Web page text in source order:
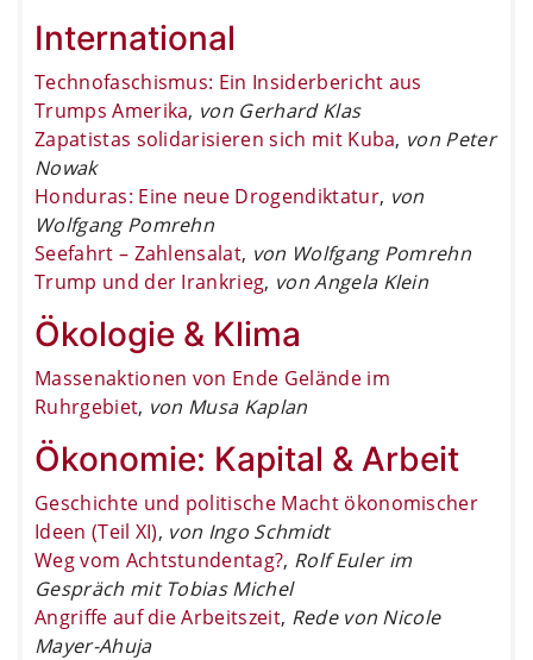
International
Technofaschismus: Ein Insiderbericht aus
Trumps Amerika, von Gerhard Klas
Zapatistas solidarisieren sich mit Kuba, von Peter
Nowak
Honduras: Eine neue Drogendiktatur, von
Wolfgang Pomrehn
Seefahrt – Zahlensalat, von Wolfgang Pomrehn
Trump und der Irankrieg, von Angela Klein
Ökologie & Klima
Massenaktionen von Ende Gelände im
Ruhrgebiet, von Musa Kaplan
Ökonomie: Kapital & Arbeit
Geschichte und politische Macht ökonomischer
Ideen (Teil XI), von Ingo Schmidt
Weg vom Achtstundentag?, Rolf Euler im
Gespräch mit Tobias Michel
Angriffe auf die Arbeitszeit, Rede von Nicole
Mayer-Ahuja